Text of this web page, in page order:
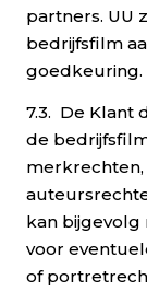
partners. UU
bedrijfsfilm
goedkeuring.
7.3. De Klant
de
kan
voor
of